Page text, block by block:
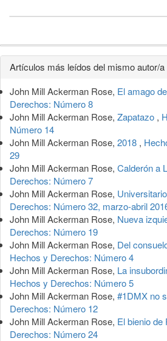
Detalles
del
artículo
Artículos más leídos del mismo autor/a
John Mill Ackerman Rose, El amago
Derechos: Número 8
John Mill Ackerman Rose, Zapatazo ,
Número 14
John Mill Ackerman Rose, 2018 ,
29
John Mill Ackerman Rose, Calderón a
Derechos: Número 7
John Mill Ackerman Rose,
Derechos: Número 32, marzo-abril
John Mill Ackerman Rose, Nueva
Derechos: Número 19
John Mill Ackerman Rose, Del
Hechos y Derechos: Número 4
John Mill Ackerman Rose, La
Hechos y Derechos: Número 5
John Mill Ackerman Rose, #1DMX no
Derechos: Número 12
John Mill Ackerman Rose, El bienio de
Derechos: Número 24